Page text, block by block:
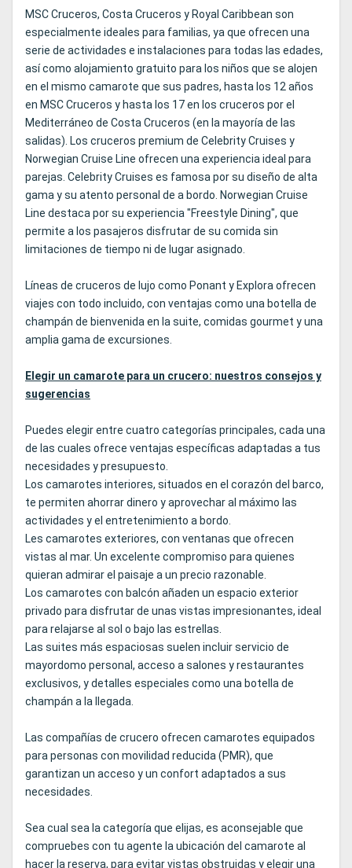
MSC Cruceros, Costa Cruceros y Royal Caribbean son
especialmente ideales para familias, ya que ofrecen una
serie de actividades e instalaciones para todas las edades,
así como alojamiento gratuito para los niños que se alojen
en el mismo camarote que sus padres, hasta los 12 años
en MSC Cruceros y hasta los 17 en los cruceros por el
Mediterráneo de Costa Cruceros (en la mayoría de las
salidas). Los cruceros premium de Celebrity Cruises y
Norwegian Cruise Line ofrecen una experiencia ideal para
parejas. Celebrity Cruises es famosa por su diseño de alta
gama y su atento personal de a bordo. Norwegian Cruise
Line destaca por su experiencia "Freestyle Dining", que
permite a los pasajeros disfrutar de su comida sin
limitaciones de tiempo ni de lugar asignado.
Líneas de cruceros de lujo como Ponant y Explora ofrecen
viajes con todo incluido, con ventajas como una botella de
champán de bienvenida en la suite, comidas gourmet y una
amplia gama de excursiones.
Elegir un camarote para un crucero: nuestros consejos y
sugerencias
Puedes elegir entre cuatro categorías principales, cada una
de las cuales ofrece ventajas específicas adaptadas a tus
necesidades y presupuesto.
Los camarotes interiores, situados en el corazón del barco,
te permiten ahorrar dinero y aprovechar al máximo las
actividades y el entretenimiento a bordo.
Les camarotes exteriores, con ventanas que ofrecen
vistas al mar. Un excelente compromiso para quienes
quieran admirar el paisaje a un precio razonable.
Los camarotes con balcón añaden un espacio exterior
privado para disfrutar de unas vistas impresionantes, ideal
para relajarse al sol o bajo las estrellas.
Las suites más espaciosas suelen incluir servicio de
mayordomo personal, acceso a salones y restaurantes
exclusivos, y detalles especiales como una botella de
champán a la llegada.
Las compañías de crucero ofrecen camarotes equipados
para personas con movilidad reducida (PMR), que
garantizan un acceso y un confort adaptados a sus
necesidades.
Sea cual sea la categoría que elijas, es aconsejable que
compruebes con tu agente la ubicación del camarote al
hacer la reserva, para evitar vistas obstruidas y elegir una